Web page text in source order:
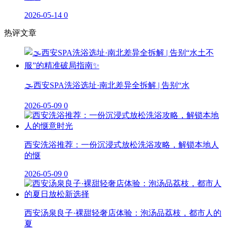
2026-05-14 0
热评文章
🌫️西安SPA洗浴选址·南北差异全拆解 | 告别“水
2026-05-09 0
西安洗浴推荐：一份沉浸式放松洗浴攻略，解锁本地人
的惬
2026-05-09 0
西安汤泉良子·裸甜轻奢店体验：泡汤品荔枝，都市人的
夏